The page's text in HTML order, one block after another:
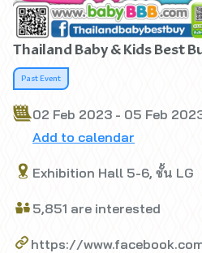
Thailand Baby & Kids Best
Past Event
02 Feb 2023 - 05 Feb
Add to calendar
Exhibition Hall 5-6, ชั้น LG
5,851 are interested
https://